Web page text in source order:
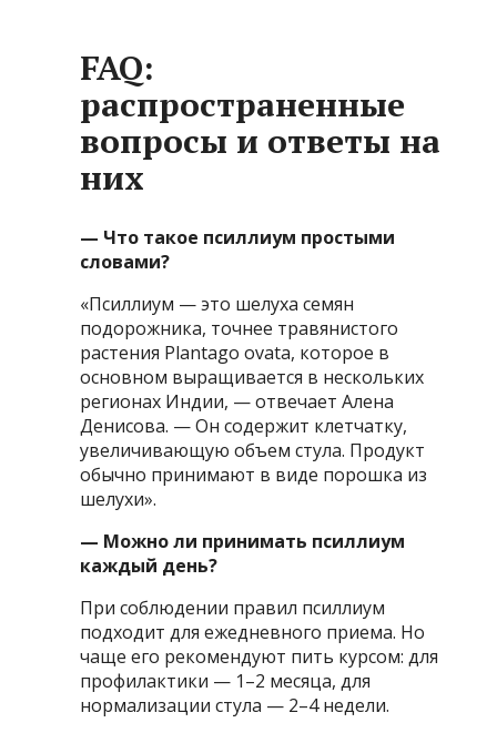
FAQ:
распространенные
вопросы и ответы на
них
— Что такое псиллиум простыми
словами?
«Псиллиум — это шелуха семян
подорожника, точнее травянистого
растения Plantago ovata, которое в
основном выращивается в нескольких
регионах Индии, — отвечает Алена
Денисова. — Он содержит клетчатку,
увеличивающую объем стула. Продукт
обычно принимают в виде порошка из
шелухи».
— Можно ли принимать псиллиум
каждый день?
При соблюдении правил псиллиум
подходит для ежедневного приема. Но
чаще его рекомендуют пить курсом: для
профилактики — 1–2 месяца, для
нормализации стула — 2–4 недели.